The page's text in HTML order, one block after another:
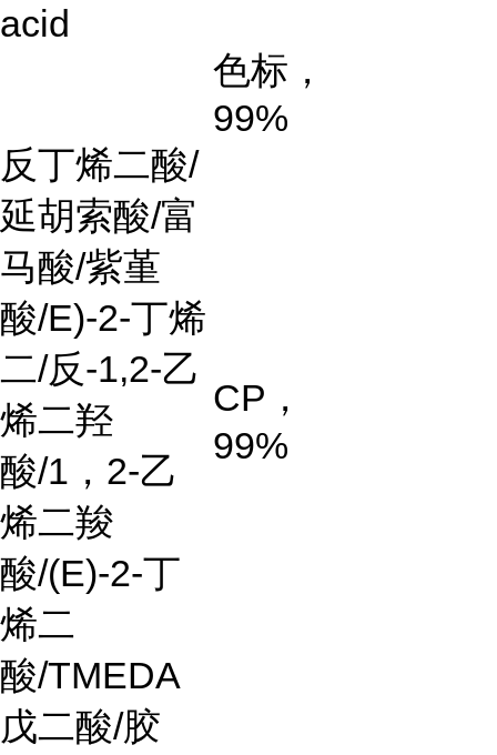
acid
色标，
99%
反丁烯二酸/
延胡索酸/富
马酸/紫堇
酸/E)-2-丁烯
二/反-1,2-乙
烯二羟
酸/1 ， 2-乙
烯二羧
酸/(E)-2-丁
烯二
酸/TMEDA
CP ，
99%
戊二酸/胶